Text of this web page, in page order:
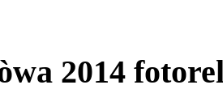
2014